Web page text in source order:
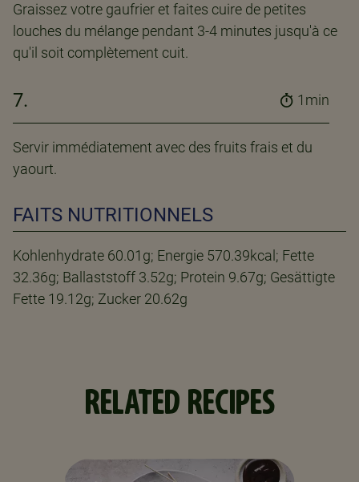
Graissez votre gaufrier et faites cuire de petites
louches du mélange pendant 3-4 minutes jusqu'à ce
qu'il soit complètement cuit.
7. 1min
Servir immédiatement avec des fruits frais et du
yaourt.
FAITS NUTRITIONNELS
Kohlenhydrate 60.01g; Energie 570.39kcal; Fette
32.36g; Ballaststoff 3.52g; Protein 9.67g; Gesättigte
Fette 19.12g; Zucker 20.62g
RELATED RECIPES